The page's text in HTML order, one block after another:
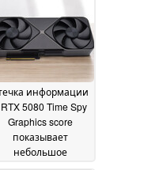
информации
5080 Time Spy
Graphics score
показывает
небольшое